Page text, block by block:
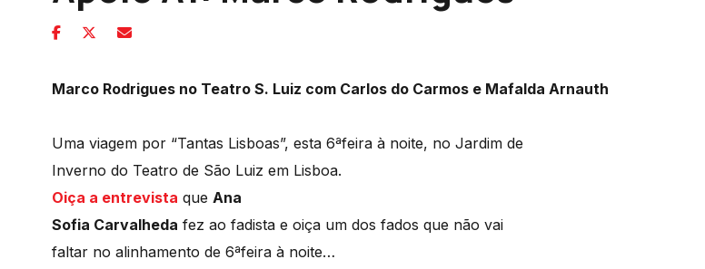
Marco Rodrigues no Teatro S. Luiz com Carlos do Carmos e Mafalda Arnauth
Uma viagem por “Tantas Lisboas”, esta 6ªfeira à noite, no Jardim de
Inverno do Teatro de São Luiz em Lisboa.
Oiça a entrevista que Ana
Sofia Carvalheda fez ao fadista e oiça um dos fados que não vai
faltar no alinhamento de 6ªfeira à noite…